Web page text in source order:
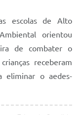
escolas de Alto
orientou
de combater o
receberam
eliminar o aedes-